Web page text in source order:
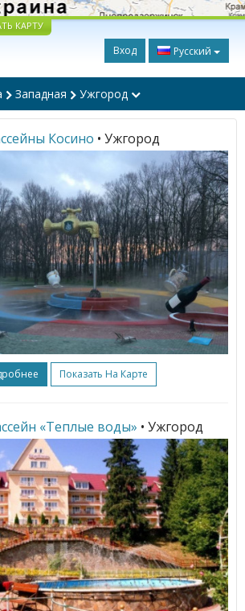
КАРТУ
Вход Русский
Западная Ужгород
Косино • Ужгород
Показать На Карте
«Теплые воды» • Ужгород